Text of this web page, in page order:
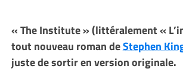
« The Institute » (littéralement «
tout nouveau roman deStephen
juste de sortir en version originale.